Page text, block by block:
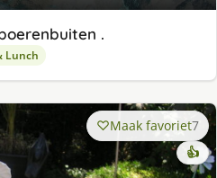
.
Lunch
Maak favoriet7
👍